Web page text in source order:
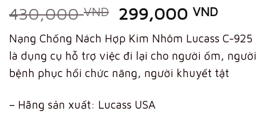
430,000VND
Original
was:
430,000 VND.
299,000VND
is:
Nạng Chống Nách Hợp Kim Nhôm Lucass C-925
là dụng cụ hỗ trợ việc đi lại cho người ốm, người
bệnh phục hổi chức năng, người khuyết tật
– Hãng sản xuất: Lucass USA